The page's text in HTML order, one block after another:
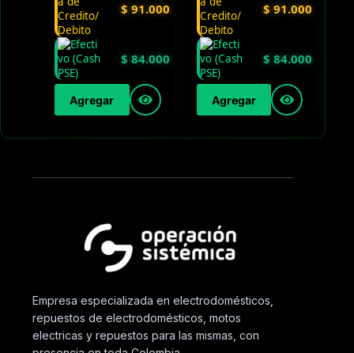
$ 91.000
$ 84.000
Agregar
$ 91.000
$ 84.000
Agregar
Empresa especializada en electrodomésticos,
repuestos de electrodomésticos, motos
electricas y repuestos para las mismas, con